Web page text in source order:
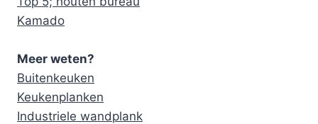
Kamado
Meer weten?
Buitenkeuken
Keukenplanken
Industriele wandplank